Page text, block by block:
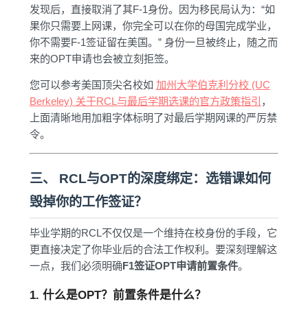
发现后，直接取消了其F-1身份。因为移民局认为：“如
果你只需要上网课，你完全可以在你的母国完成学业，
你不需要F-1签证留在美国。” 身份一旦被终止，随之而
来的OPT申请也会被立刻拒签。
您可以参考美国顶尖名校如 加州大学伯克利分校 (UC
Berkeley) 关于RCL与最后学期选课的官方政策指引 ，
上面清晰地用加粗字体标明了对最后学期网课的严厉禁
令。
三、 RCL与OPT的深度绑定：选错课如何
毁掉你的工作签证？
毕业学期的RCL不仅仅是一个维持在校身份的手段，它
更直接决定了你毕业后的合法工作权利。要深刻理解这
一点，我们必须明确F1签证OPT申请前置条件。
1. 什么是OPT？前置条件是什么？